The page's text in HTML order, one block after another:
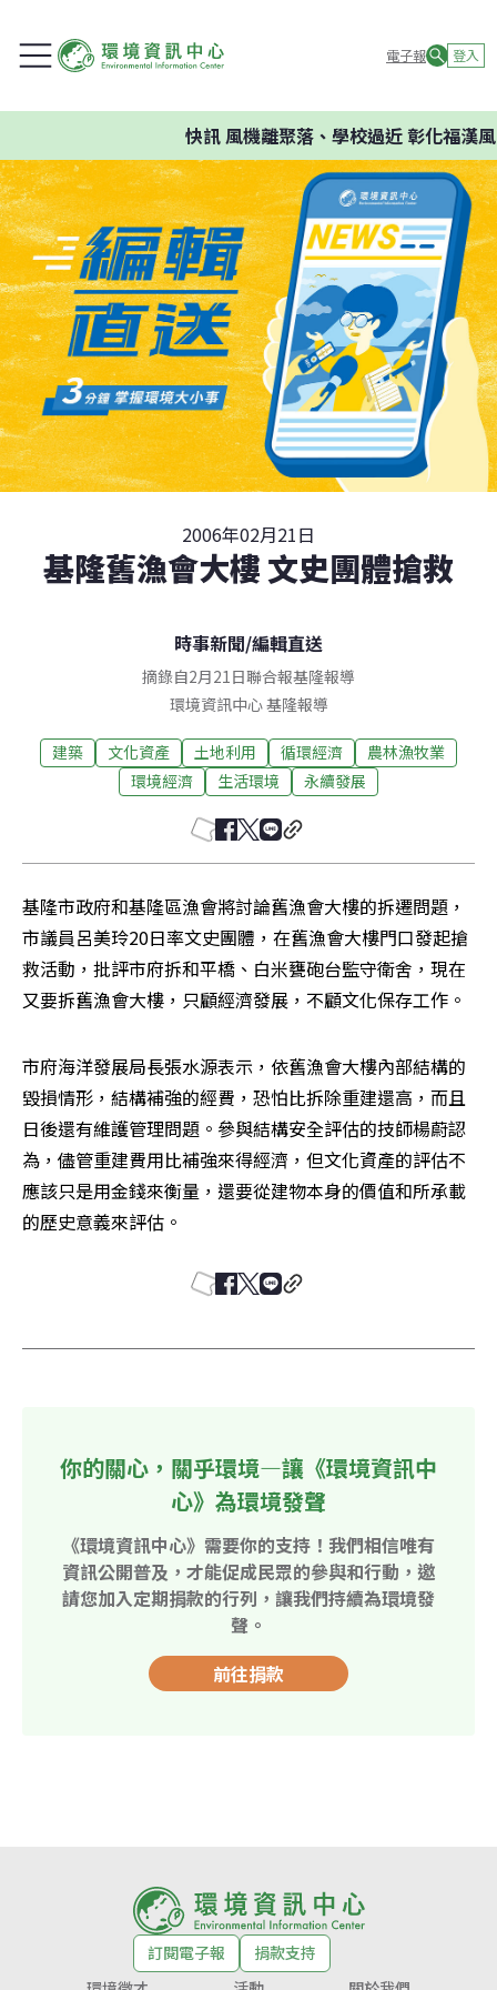
電子報 登入
快訊風機離聚落、學校過近 彰化福漢風
2006年02月21日
基隆舊漁會大樓 文史團體搶救
時事新聞/編輯直送
摘錄自2月21日聯合報基隆報導
環境資訊中心基隆報導
建築 文化資產 土地利用 循環經濟
農林漁牧業
環境經濟
生活環境 永續發展
基隆市政府和基隆區漁會將討論舊漁會大樓的拆遷問題，
市議員呂美玲20日率文史團體，在舊漁會大樓門口發起搶
救活動，批評市府拆和平橋、白米甕砲台監守衛舍，現在
又要拆舊漁會大樓，只顧經濟發展，不顧文化保存工作。
市府海洋發展局長張水源表示，依舊漁會大樓內部結構的
毀損情形，結構補強的經費，恐怕比拆除重建還高，而且
日後還有維護管理問題。參與結構安全評估的技師楊蔚認
為，儘管重建費用比補強來得經濟，但文化資產的評估不
應該只是用金錢來衡量，還要從建物本身的價值和所承載
的歷史意義來評估。
你的關心，關乎環境—讓《環境資訊中
心》為環境發聲
《環境資訊中心》需要你的支持！我們相信唯有
資訊公開普及，才能促成民眾的參與和行動，邀
請您加入定期捐款的行列，讓我們持續為環境發
聲。
前往捐款
訂閱電子報
捐款支持